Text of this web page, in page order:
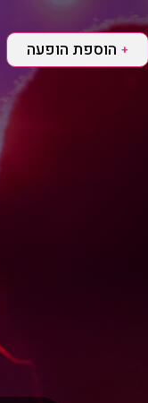
+ הוספת הופעה